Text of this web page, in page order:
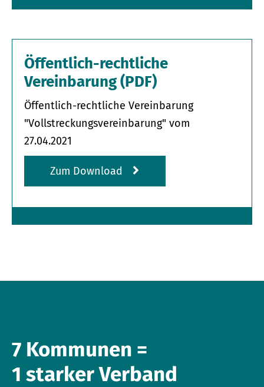
Öffentlich-rechtliche
Vereinbarung (PDF)
Öffentlich-rechtliche Vereinbarung
"Vollstreckungsvereinbarung" vom
27.04.2021
Zum Download
7 Kommunen =
1 starker Verband